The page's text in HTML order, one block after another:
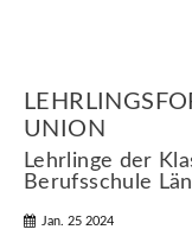
UNION
Lehrlinge der
Berufsschule
Jan. 25 2024